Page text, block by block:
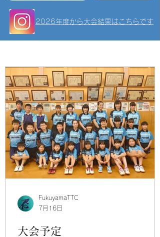
2026年度から大会結果はこちらです
大会予定
FukuyamaTTC
7月16日